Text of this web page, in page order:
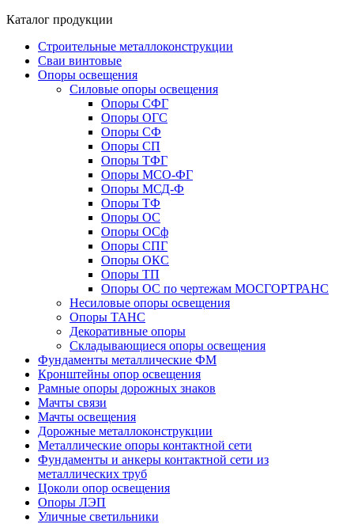
Каталог продукции
Строительные металлоконструкции
Сваи винтовые
Опоры освещения
Силовые опоры освещения
Опоры СФГ
Опоры ОГС
Опоры СФ
Опоры СП
Опоры ТФГ
Опоры МСО-ФГ
Опоры МСД-Ф
Опоры ТФ
Опоры ОС
Опоры ОСф
Опоры СПГ
Опоры ОКС
Опоры ТП
Опоры ОС по чертежам МОСГОРТРАНС
Несиловые опоры освещения
Опоры ТАНС
Декоративные опоры
Складывающиеся опоры освещения
Фундаменты металлические ФМ
Кронштейны опор освещения
Рамные опоры дорожных знаков
Мачты связи
Мачты освещения
Дорожные металлоконструкции
Металлические опоры контактной сети
Фундаменты и анкеры контактной сети из
металлических труб
Цоколи опор освещения
Опоры ЛЭП
Уличные светильники